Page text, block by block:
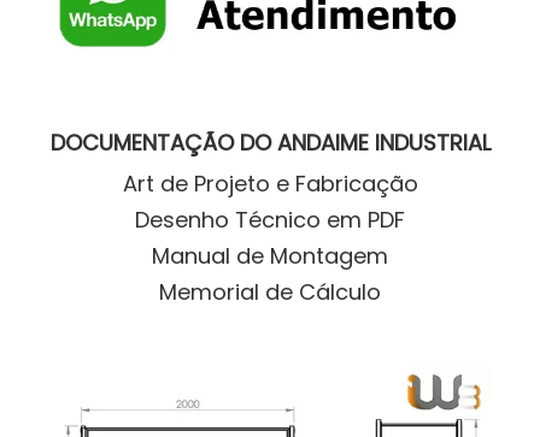
DOCUMENTAÇÃO DO ANDAIME INDUSTRIAL
Art de Projeto e Fabricação
Desenho Técnico em PDF
Manual de Montagem
Memorial de Cálculo